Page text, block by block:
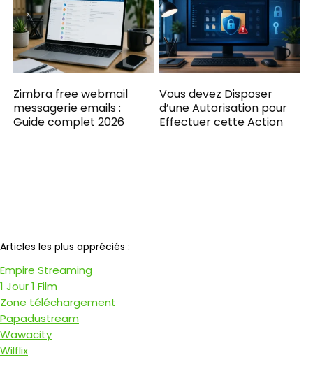
Zimbra free webmail
messagerie emails :
Guide complet 2026
Vous devez Disposer
d’une Autorisation pour
Effectuer cette Action​
Articles les plus appréciés :
Empire Streaming
1 Jour 1 Film
Zone téléchargement
Papadustream
Wawacity
Wilflix